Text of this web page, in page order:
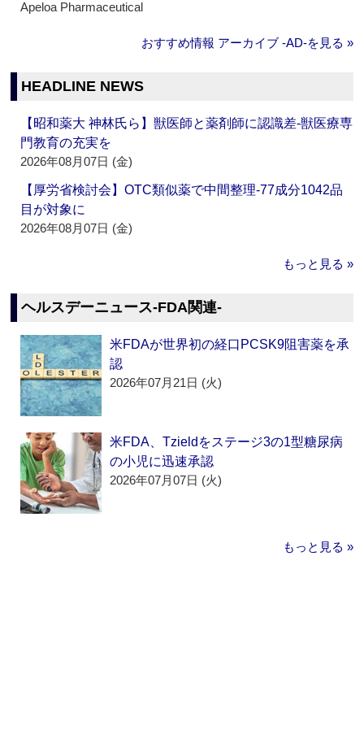
Apeloa Pharmaceutical
おすすめ情報 アーカイブ ‐AD‐を見る »
HEADLINE NEWS
【昭和薬大 神林氏ら】獣医師と薬剤師に認識差‐獣医療専
門教育の充実を
2026年08月07日 (金)
【厚労省検討会】OTC類似薬で中間整理‐77成分1042品
目が対象に
2026年08月07日 (金)
もっと見る »
ヘルスデーニュース‐FDA関連‐
米FDAが世界初の経口PCSK9阻害薬を承
認
2026年07月21日 (火)
米FDA、Tzieldをステージ3の1型糖尿病
の小児に迅速承認
2026年07月07日 (火)
もっと見る »